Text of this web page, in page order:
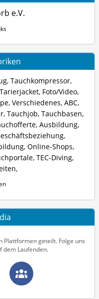
e.V.
, Tauchkompressor,
Tarierjacket, Foto/Video,
, Verschiedenes, ABC,
, Tauchjob, Tauchbasen,
, Ausbildung,
,
, Online-Shops,
, TEC-Diving,
,
Plattformen geteilt. Folge uns
dem Laufenden.